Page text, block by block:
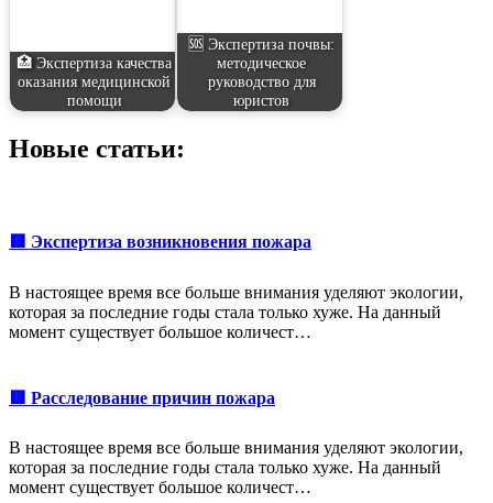
🏥 Экспертиза качества
оказания медицинской
помощи
🆘 Экспертиза почвы:
методическое
руководство для
юристов
Новые статьи:
🟥 Экспертиза возникновения пожара
В настоящее время все больше внимания уделяют экологии,
которая за последние годы стала только хуже. На данный
момент существует большое количест…
🟥 Расследование причин пожара
В настоящее время все больше внимания уделяют экологии,
которая за последние годы стала только хуже. На данный
момент существует большое количест…